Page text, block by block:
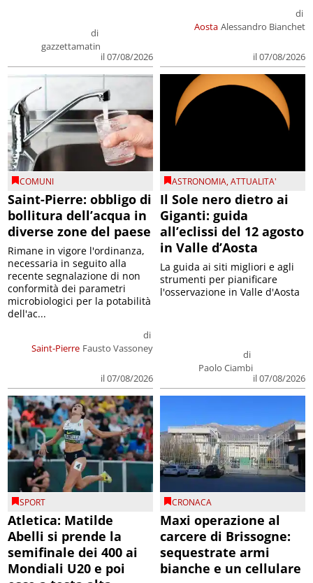
di
gazzettamatin
il 07/08/2026
Aosta
di
Alessandro Bianchet
il 07/08/2026
COMUNI
Saint-Pierre: obbligo di
bollitura dell’acqua in
diverse zone del paese
Saint-Pierre
di
Fausto Vassoney
il 07/08/2026
Rimane in vigore l'ordinanza,
necessaria in seguito alla
recente segnalazione di non
conformità dei parametri
microbiologici per la potabilità
dell'ac...
ASTRONOMIA,ATTUALITA'
Il Sole nero dietro ai
Giganti: guida
all’eclissi del 12 agosto
in Valle d’Aosta
di
Paolo Ciambi
il 07/08/2026
La guida ai siti migliori e agli
strumenti per pianificare
l'osservazione in Valle d'Aosta
SPORT
Atletica: Matilde
Abelli si prende la
semifinale dei 400 ai
Mondiali U20 e poi
CRONACA
Maxi operazione al
carcere di Brissogne:
sequestrate armi
bianche e un cellulare